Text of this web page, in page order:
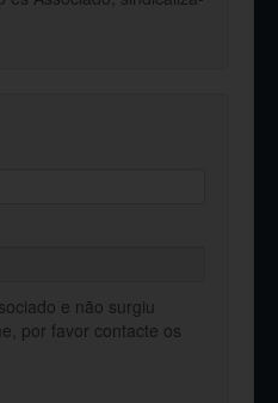
e não surgiu
por favor contacte os